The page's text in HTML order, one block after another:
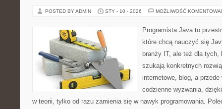
POSTED BY ADMIN STY - 10 - 2026 MOŻLIWOŚĆ
Programista Java to
które chcą nauczyć się
branży IT, ale też dla tych,
szukają konkretnych
internetowe, blog, a
codzienne wyzwania,
w teorii, tylko od razu zamienia się w nawyk programowania.